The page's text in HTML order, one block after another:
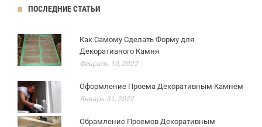
ПОСЛЕДНИЕ СТАТЬИ
Как Самому Сделать Форму для
Декоративного Камня
Февраль 10, 2022
Оформление Проема Декоративным Камнем
Январь 31, 2022
Обрамление Проемов Декоративным